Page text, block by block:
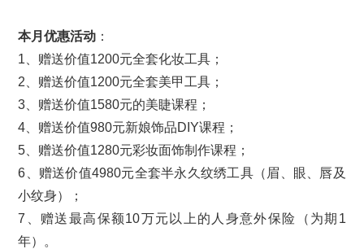
本月优惠活动 ：
1、赠送价值1200元全套化妆工具；
2、赠送价值1200元全套美甲工具；
3、赠送价值1580元的美睫课程；
4、赠送价值980元新娘饰品DIY课程；
5、赠送价值1280元彩妆面饰制作课程；
6、赠送价值4980元全套半永久纹绣工具（眉、眼、唇及
小纹身）；
7、赠送最高保额10万元以上的人身意外保险（为期1
年）。